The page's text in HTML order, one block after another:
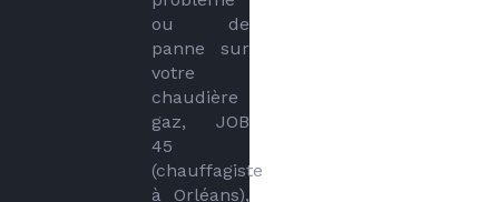
ou de
panne sur
votre
chaudière
gaz, JOB
45
(chauffagiste
à Orléans),